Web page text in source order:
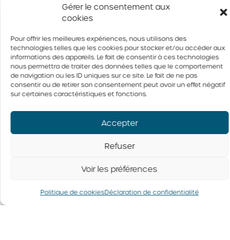
Gérer le consentement aux
cookies
Pour offrir les meilleures expériences, nous utilisons des
technologies telles que les cookies pour stocker et/ou accéder aux
informations des appareils. Le fait de consentir à ces technologies
nous permettra de traiter des données telles que le comportement
de navigation ou les ID uniques sur ce site. Le fait de ne pas
consentir ou de retirer son consentement peut avoir un effet négatif
sur certaines caractéristiques et fonctions.
Accepter
Refuser
Voir les préférences
Politique de cookiesDéclaration de confidentialité
Famille
Maurice
Élevage
Maurice
Famille
Clément
Ferme
inc.
Famille
Destrijker
Avibeau
Famille
Michaud
© 2026 Tous droits réservés. Fédération des producteurs d’oeufs
Politique de confidentialité